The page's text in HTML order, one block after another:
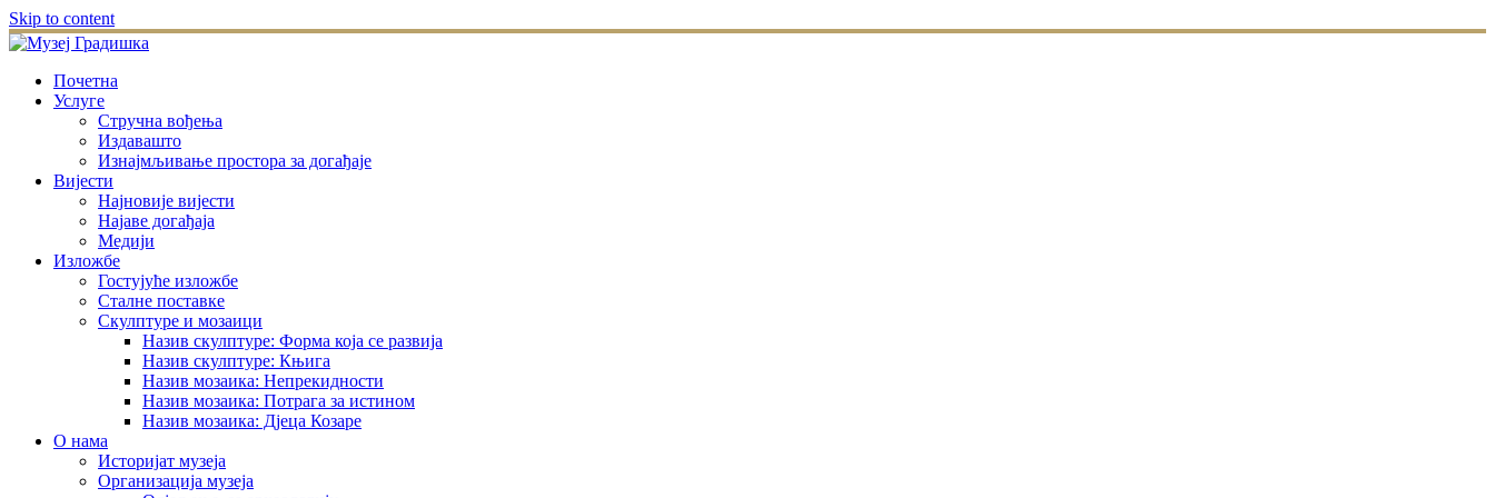
Skip to content
Почетна
Услуге
Стручна вођења
Издавашто
Изнајмљивање простора за догађаје
Вијести
Најновије вијести
Најаве догађаја
Медији
Изложбе
Гостујуће изложбе
Сталне поставке
Скулптуре и мозаици
Назив скулптуре: Форма која се развија
Назив скулптуре: Књига
Назив мозаика: Непрекидности
Назив мозаика: Потрага за истином
Назив мозаика: Дјеца Козаре
О нама
Историјат музеја
Организација музеја